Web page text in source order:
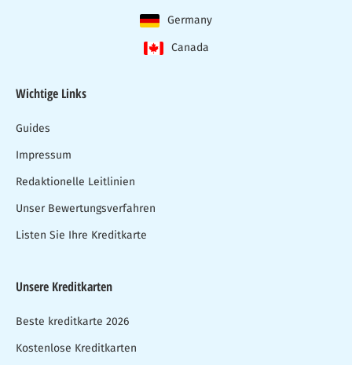
Germany
Canada
Wichtige Links
Guides
Impressum
Redaktionelle Leitlinien
Unser Bewertungsverfahren
Listen Sie Ihre Kreditkarte
Unsere Kreditkarten
Beste kreditkarte 2026
Kostenlose Kreditkarten